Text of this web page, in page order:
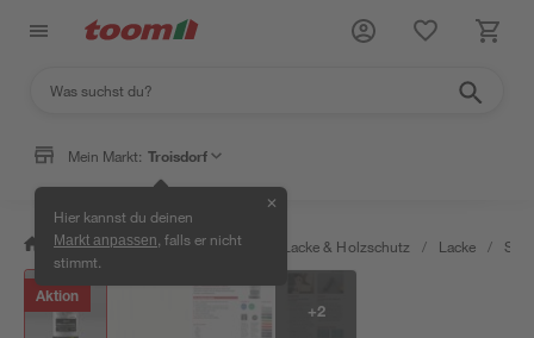
Mein Markt: Troisdorf
Hier kannst du deinen
Markt anpassen , falls er nicht
stimmt.
✕
/ Bauen & Renovieren / Farben, Lacke & Holzschutz / Lacke /
Aktion
+2